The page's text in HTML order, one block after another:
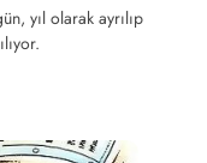
yıl olarak ayrılıp